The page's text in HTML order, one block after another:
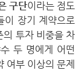
구단이라는 점도
이 장기 계약으로
의 투자 비중을 차
두 명에게 어떤
여부 이상의 문제